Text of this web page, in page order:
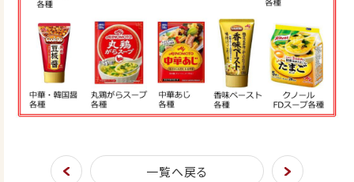
一覧へ戻る